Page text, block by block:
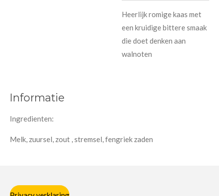
Heerlijk romige kaas met
een kruidige bittere smaak
die doet denken aan
walnoten
Informatie
Ingredienten:
Melk, zuursel, zout , stremsel, fengriek zaden